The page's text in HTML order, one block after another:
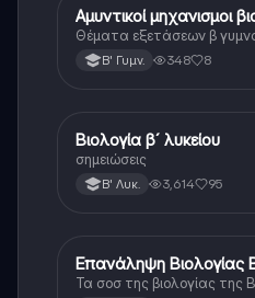
Βιολογία
Αμυντικοί μηχανισμοι
Θέματα εξετάσεων β
Β' Γυμν. 348 8
Βιολογία
Βιολογία β´ λυκείου
σημειώσεις
Β' Λυκ. 3,614 95
Βιολογία
Επανάληψη Βιολογίας
Τα σοσ της βιολογίας της